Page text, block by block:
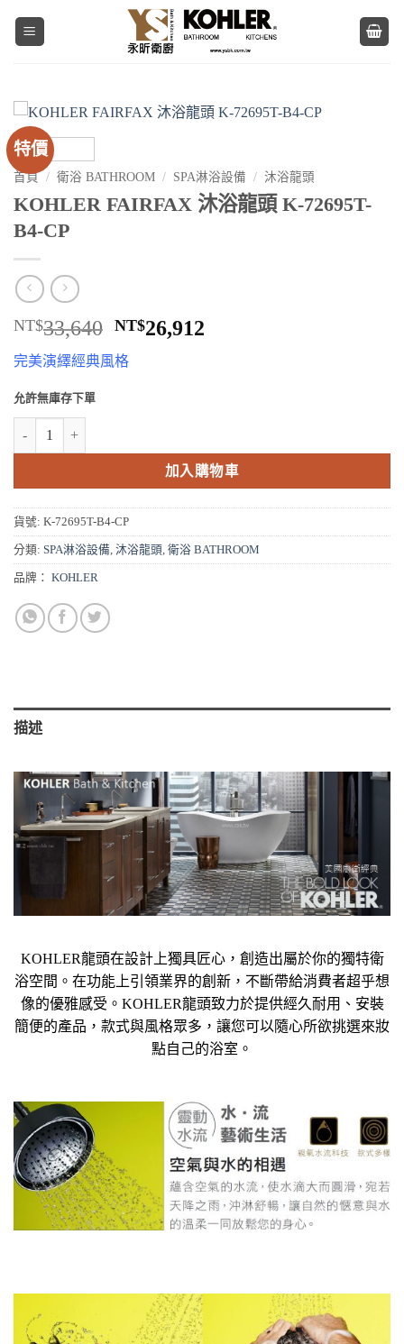
特價
首頁 / 衛浴 BATHROOM / SPA淋浴設備 / 沐浴龍頭
KOHLER FAIRFAX 沐浴龍頭 K-72695T-
B4-CP
NT$33,640 原
始
價
NT$26,912
完美演繹經典風格
允許無庫存下單
加入購物車
貨號: K-72695T-B4-CP
分類: SPA淋浴設備 沐浴龍頭 衛浴 BATHROOM
品牌： KOHLER
描述
KOHLER龍頭在設計上獨具匠心，創造出屬於你的獨特衛
浴空間。在功能上引領業界的創新，不斷帶給消費者超乎想
像的優雅感受。KOHLER龍頭致力於提供經久耐用、安裝
簡便的產品，款式與風格眾多，讓您可以隨心所欲挑選來妝
點自己的浴室。